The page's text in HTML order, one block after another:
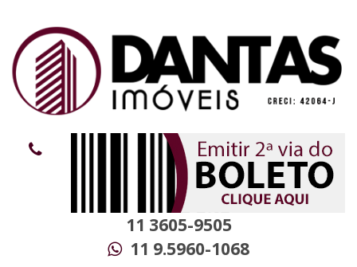
11 3605-9505
11 9.5960-1068